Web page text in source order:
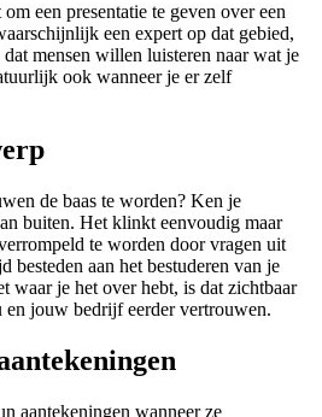
een presentatie te geven over een
een expert op dat gebied,
mensen willen luisteren naar wat je
ook wanneer je er zelf
de baas te worden? Ken je
buiten. Het klinkt eenvoudig maar
te worden door vragen uit
besteden aan het bestuderen van je
waar je het over hebt, is dat zichtbaar
en jouw bedrijf eerder vertrouwen.
aantekeningen wanneer ze